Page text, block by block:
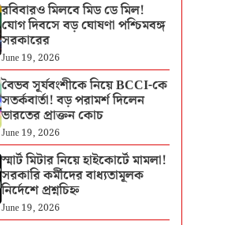
রবিবারও মিলবে মিড ডে মিল!
যোগ দিবসে বড় ঘোষণা পশ্চিমবঙ্গ
সরকারের
June 19, 2026
বৈভব সূর্যবংশীকে নিয়ে BCCI-কে
সতর্কবার্তা! বড় পরামর্শ দিলেন
ভারতের প্রাক্তন কোচ
June 19, 2026
স্মার্ট মিটার নিয়ে হাইকোর্টে মামলা!
সরকারি কর্মীদের বাধ্যতামূলক
নির্দেশে প্রশ্নচিহ্ন
June 19, 2026